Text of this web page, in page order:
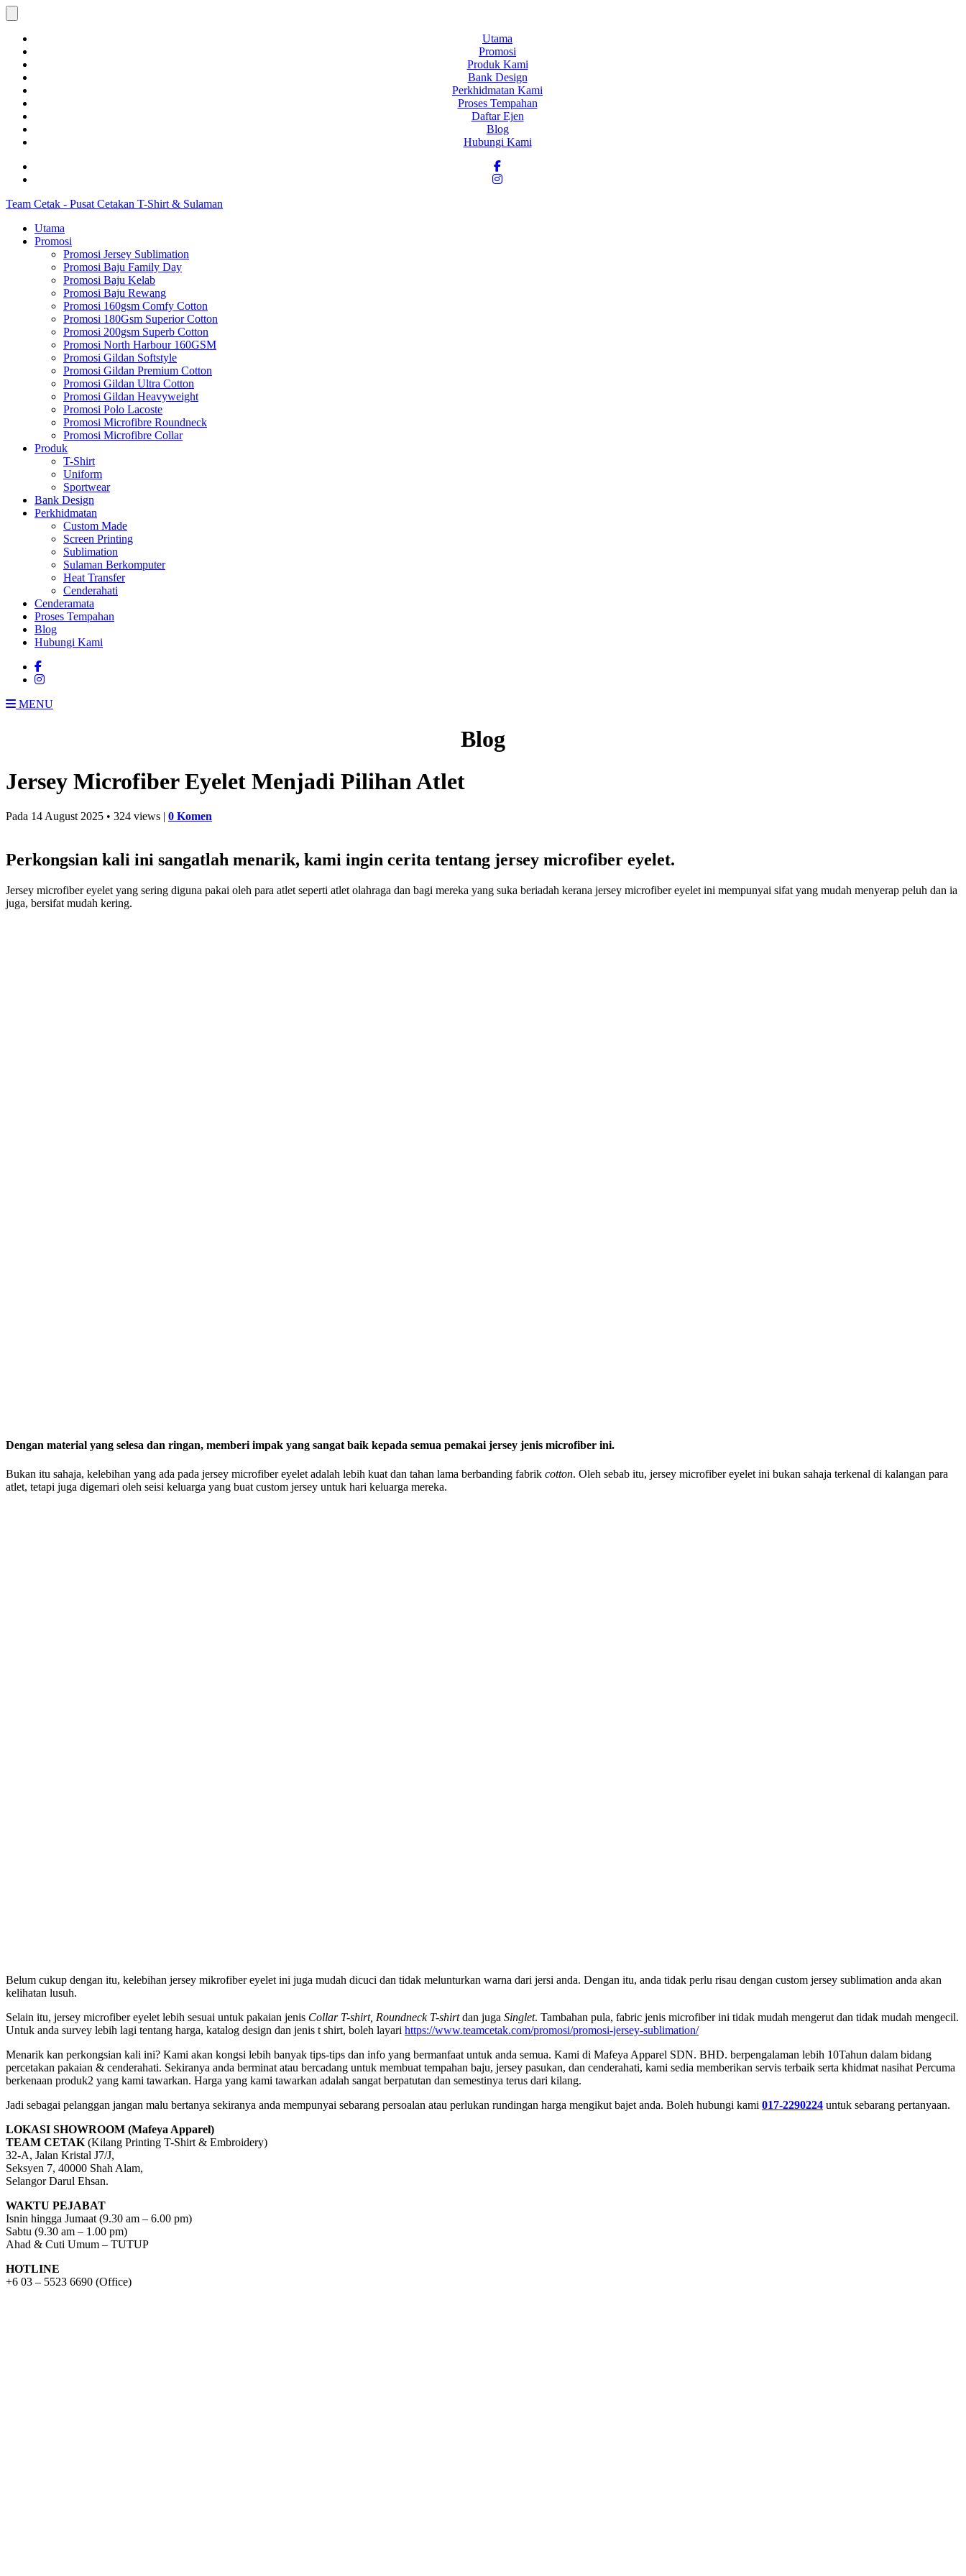
Utama
Promosi
Produk Kami
Bank Design
Perkhidmatan Kami
Proses Tempahan
Daftar Ejen
Blog
Hubungi Kami
Team Cetak - Pusat Cetakan T-Shirt & Sulaman
Utama
Promosi
Promosi Jersey Sublimation
Promosi Baju Family Day
Promosi Baju Kelab
Promosi Baju Rewang
Promosi 160gsm Comfy Cotton
Promosi 180Gsm Superior Cotton
Promosi 200gsm Superb Cotton
Promosi North Harbour 160GSM
Promosi Gildan Softstyle
Promosi Gildan Premium Cotton
Promosi Gildan Ultra Cotton
Promosi Gildan Heavyweight
Promosi Polo Lacoste
Promosi Microfibre Roundneck
Promosi Microfibre Collar
Produk
T-Shirt
Uniform
Sportwear
Bank Design
Perkhidmatan
Custom Made
Screen Printing
Sublimation
Sulaman Berkomputer
Heat Transfer
Cenderahati
Cenderamata
Proses Tempahan
Blog
Hubungi Kami
MENU
Blog
Jersey Microfiber Eyelet Menjadi Pilihan Atlet
Pada 14 August 2025 • 324 views | 0 Komen
Perkongsian kali ini sangatlah menarik, kami ingin cerita tentang jersey microfiber eyelet.
Jersey microfiber eyelet yang sering diguna pakai oleh para atlet seperti atlet olahraga dan bagi mereka yang suka beriadah kerana jersey microfiber eyelet ini mempunyai sifat yang mudah menyerap peluh dan ia
juga, bersifat mudah kering.
Dengan material yang selesa dan ringan, memberi impak yang sangat baik kepada semua pemakai jersey jenis microfiber ini.
Bukan itu sahaja, kelebihan yang ada pada jersey microfiber eyelet adalah lebih kuat dan tahan lama berbanding fabrik cotton. Oleh sebab itu, jersey microfiber eyelet ini bukan sahaja terkenal di kalangan para
atlet, tetapi juga digemari oleh seisi keluarga yang buat custom jersey untuk hari keluarga mereka.
Belum cukup dengan itu, kelebihan jersey mikrofiber eyelet ini juga mudah dicuci dan tidak melunturkan warna dari jersi anda. Dengan itu, anda tidak perlu risau dengan custom jersey sublimation anda akan
kelihatan lusuh.
Selain itu, jersey microfiber eyelet lebih sesuai untuk pakaian jenis Collar T-shirt, Roundneck T-shirtdan juga Singlet. Tambahan pula, fabric jenis microfiber ini tidak mudah mengerut dan tidak mudah mengecil.
Untuk anda survey lebih lagi tentang harga, katalog design dan jenis t shirt, boleh layari https://www.teamcetak.com/promosi/promosi-jersey-sublimation/
Menarik kan perkongsian kali ini? Kami akan kongsi lebih banyak tips-tips dan info yang bermanfaat untuk anda semua. Kami di Mafeya Apparel SDN. BHD. berpengalaman lebih 10Tahun dalam bidang
percetakan pakaian & cenderahati. Sekiranya anda berminat atau bercadang untuk membuat tempahan baju, jersey pasukan, dan cenderahati, kami sedia memberikan servis terbaik serta khidmat nasihat Percuma
berkenaan produk2 yang kami tawarkan. Harga yang kami tawarkan adalah sangat berpatutan dan semestinya terus dari kilang.
Jadi sebagai pelanggan jangan malu bertanya sekiranya anda mempunyai sebarang persoalan atau perlukan rundingan harga mengikut bajet anda. Boleh hubungi kami 017-2290224 untuk sebarang pertanyaan.
LOKASI SHOWROOM (Mafeya Apparel)
TEAM CETAK (Kilang Printing T-Shirt & Embroidery)
32-A, Jalan Kristal J7/J,
Seksyen 7, 40000 Shah Alam,
Selangor Darul Ehsan.
WAKTU PEJABAT
Isnin hingga Jumaat (9.30 am – 6.00 pm)
Sabtu (9.30 am – 1.00 pm)
Ahad & Cuti Umum – TUTUP
HOTLINE
+6 03 – 5523 6690 (Office)